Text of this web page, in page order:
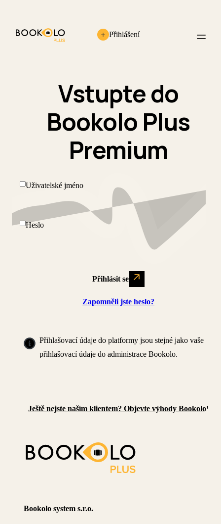
Přihlášení
Vstupte do
Bookolo Plus
Premium
Uživatelské jméno
Heslo
Přihlásit se
Zapomněli jste heslo?
Přihlašovací údaje do platformy jsou stejné jako vaše
přihlašovací údaje do administrace Bookolo.
Ještě nejste naším klientem? Objevte výhody Bookolo!
Bookolo system s.r.o.